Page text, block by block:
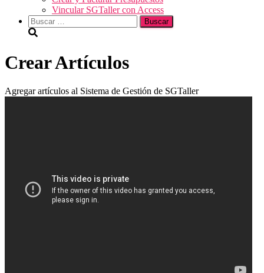
Vincular SGTaller con Access
Buscar:
Crear Artículos
Agregar artículos al Sistema de Gestión de SGTaller